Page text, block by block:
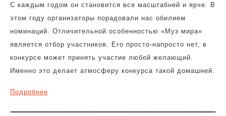
С каждым годом он становится все масштабней и ярче. В
этом году организаторы порадовали нас обилием
номинаций. Отличительной особенностью «Муз мира»
является отбор участников. Его просто-напросто нет, в
конкурсе может принять участие любой желающий.
Именно это делает атмосферу конкурса такой домашней.
Подробнее